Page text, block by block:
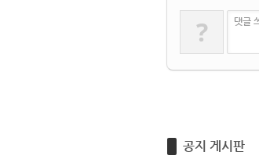
? 댓글
공지 게시판